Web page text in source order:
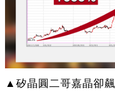
▲矽晶圓二哥嘉晶卻飆